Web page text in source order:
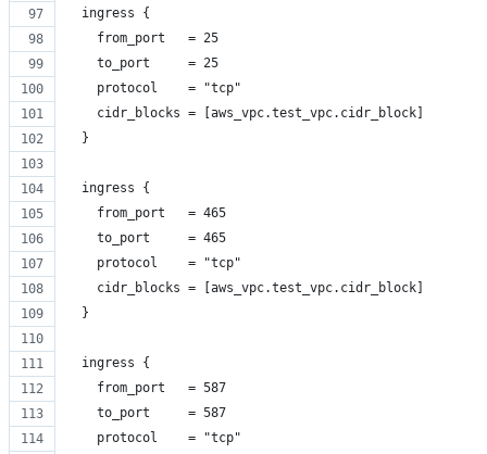
  ingress {
    from_port   = 25
    to_port     = 25
    protocol    = "tcp"
    cidr_blocks = [aws_vpc.test_vpc.cidr_block]
  }
  ingress {
    from_port   = 465
    to_port     = 465
    protocol    = "tcp"
    cidr_blocks = [aws_vpc.test_vpc.cidr_block]
  }
  ingress {
    from_port   = 587
    to_port     = 587
    protocol    = "tcp"